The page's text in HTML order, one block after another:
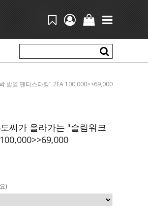
발열 팬티스타킹" 2EA 100,000>>69,000
씨가 올라가는 "슬림워크
)